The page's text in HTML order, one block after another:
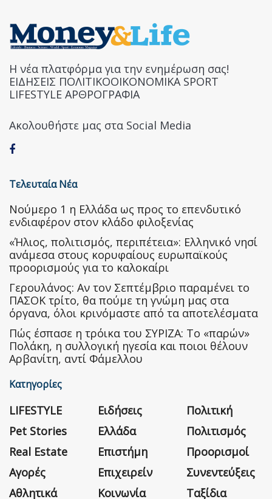
Η νέα πλατφόρμα για την ενημέρωση σας!
ΕΙΔΗΣΕΙΣ ΠΟΛΙΤΙΚΟΟΙΚΟΝΟΜΙΚΑ SPORT
LIFESTYLE ΑΡΘΡΟΓΡΑΦΙΑ
Ακολουθήστε μας στα Social Media
Τελευταία Νέα
Nούμερο 1 η Ελλάδα ως προς το επενδυτικό
ενδιαφέρον στον κλάδο φιλοξενίας
«Ήλιος, πολιτισμός, περιπέτεια»: Ελληνικό νησί
ανάμεσα στους κορυφαίους ευρωπαϊκούς
προορισμούς για το καλοκαίρι
Γερουλάνος: Αν τον Σεπτέμβριο παραμένει το
ΠΑΣΟΚ τρίτο, θα πούμε τη γνώμη μας στα
όργανα, όλοι κρινόμαστε από τα αποτελέσματα
Πώς έσπασε η τρόικα του ΣΥΡΙΖΑ: Το «παρών»
Πολάκη, η συλλογική ηγεσία και ποιοι θέλουν
Αρβανίτη, αντί Φάμελλου
Κατηγορίες
LIFESTYLE
Pet Stories
Real Estate
Αγορές
Αθλητικά
Ειδήσεις
Ελλάδα
Επιστήμη
Επιχειρείν
Κοινωνία
Πολιτική
Πολιτισμός
Προορισμοί
Συνεντεύξεις
Ταξίδια